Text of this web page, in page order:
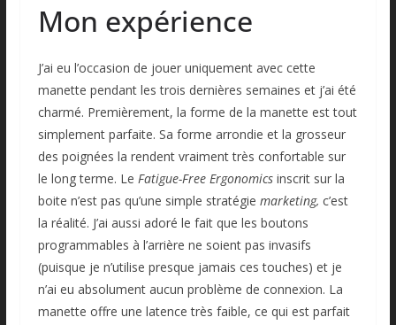
Mon expérience
J’ai eu l’occasion de jouer uniquement avec cette
manette pendant les trois dernières semaines et j’ai été
charmé. Premièrement, la forme de la manette est tout
simplement parfaite. Sa forme arrondie et la grosseur
des poignées la rendent vraiment très confortable sur
le long terme. Le Fatigue-Free Ergonomics inscrit sur la
boite n’est pas qu’une simple stratégie marketing, c’est
la réalité. J’ai aussi adoré le fait que les boutons
programmables à l’arrière ne soient pas invasifs
(puisque je n’utilise presque jamais ces touches) et je
n’ai eu absolument aucun problème de connexion. La
manette offre une latence très faible, ce qui est parfait